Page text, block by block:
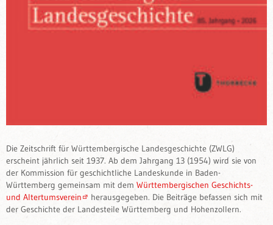
Die Zeitschrift für Württembergische Landesgeschichte (ZWLG)
erscheint jährlich seit 1937. Ab dem Jahrgang 13 (1954) wird sie von
der Kommission für geschichtliche Landeskunde in Baden-
Württemberg gemeinsam mit dem Württembergischen Geschichts-
und Altertumsverein
herausgegeben. Die Beiträge befassen sich mit
der Geschichte der Landesteile Württemberg und Hohenzollern.